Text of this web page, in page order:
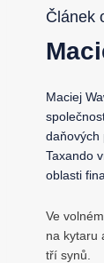
Článek
Maciej
daňových
Taxando
oblasti
Ve
na kytaru
tří synů.